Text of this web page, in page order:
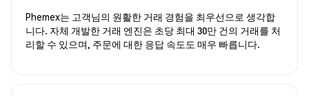
Phemex는 고객님의 원활한 거래 경험을 최우선으로 생각합
니다. 자체 개발한 거래 엔진은 초당 최대 30만 건의 거래를 처
리할 수 있으며, 주문에 대한 응답 속도도 매우 빠릅니다.